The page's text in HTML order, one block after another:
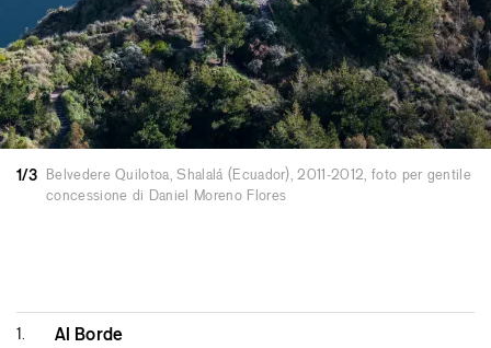
1/3
Belvedere Quilotoa, Shalalá (Ecuador), 2011-2012, foto per gentile
concessione di Daniel Moreno Flores
1. Al Borde